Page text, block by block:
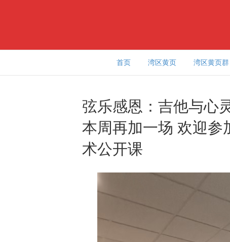
首页 湾区黄页 湾区黄页群
弦乐感恩：吉他与心
本周再加一场 欢迎参
术公开课